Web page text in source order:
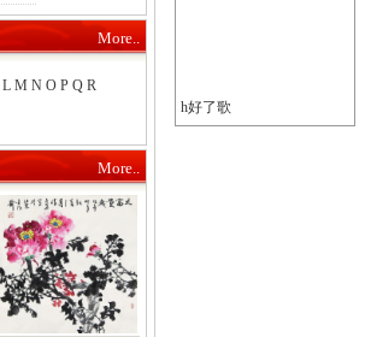
More..
L M N O P Q R
More..
h好了歌